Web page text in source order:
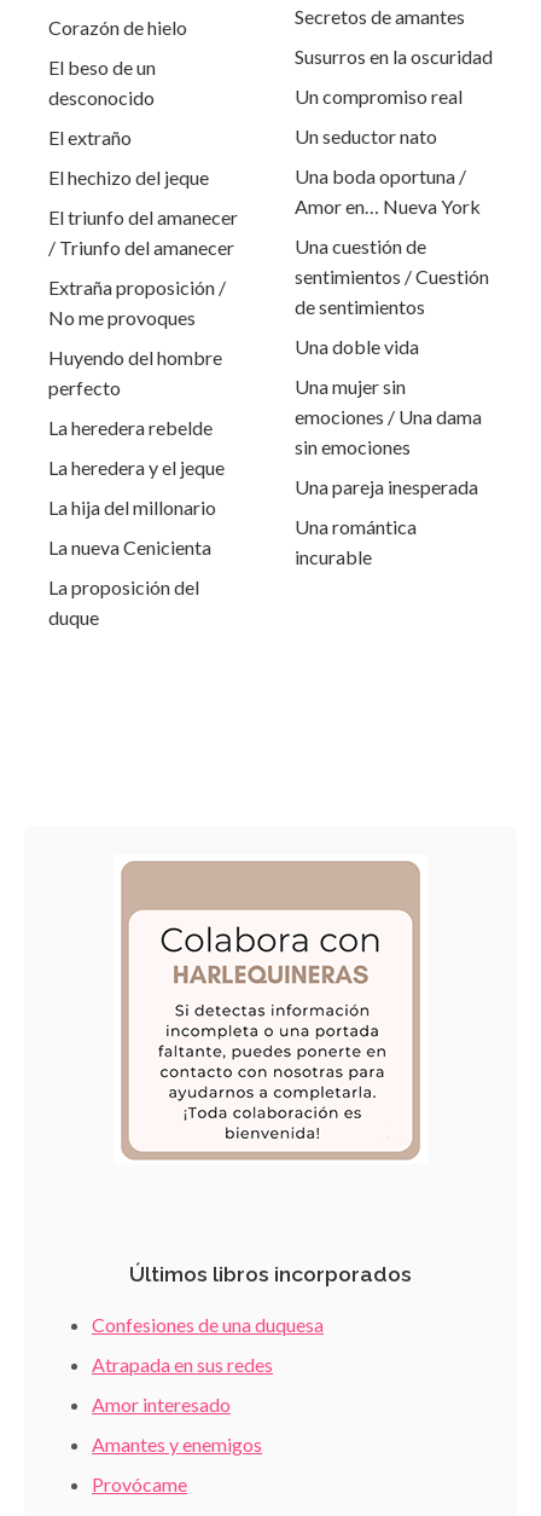
Corazón de hielo
El beso de un
desconocido
El extraño
El hechizo del jeque
El triunfo del amanecer
/ Triunfo del amanecer
Extraña proposición /
No me provoques
Huyendo del hombre
perfecto
La heredera rebelde
La heredera y el jeque
La hija del millonario
La nueva Cenicienta
La proposición del
duque
Secretos de amantes
Susurros en la oscuridad
Un compromiso real
Un seductor nato
Una boda oportuna /
Amor en… Nueva York
Una cuestión de
sentimientos / Cuestión
de sentimientos
Una doble vida
Una mujer sin
emociones / Una dama
sin emociones
Una pareja inesperada
Una romántica
incurable
Últimos libros incorporados
Confesiones de una duquesa
Atrapada en sus redes
Amor interesado
Amantes y enemigos
Provócame